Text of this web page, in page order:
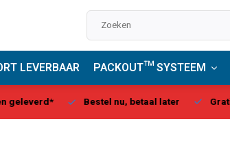
LEVERBAAR PACKOUT™ SYSTEEM
geleverd* Bestel nu, betaal later